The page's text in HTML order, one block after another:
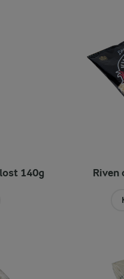
140g Riven